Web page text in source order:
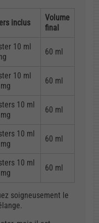
inclus
Volume
final
10 ml
60 ml
10 ml
60 ml
10 ml
60 ml
10 ml
60 ml
10 ml
60 ml
soigneusement le